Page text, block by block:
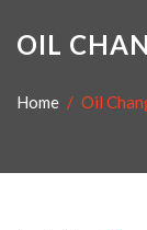
OIL
Home Oil